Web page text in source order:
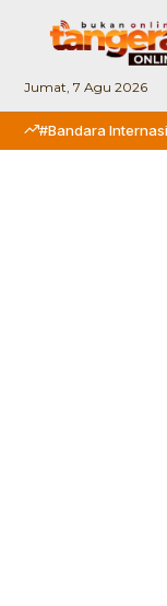
Jumat, 7 Agu 2026
#Bandara